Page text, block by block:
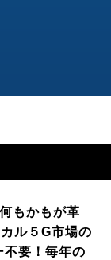
もかもが革
ル５G市場の
不要！毎年の